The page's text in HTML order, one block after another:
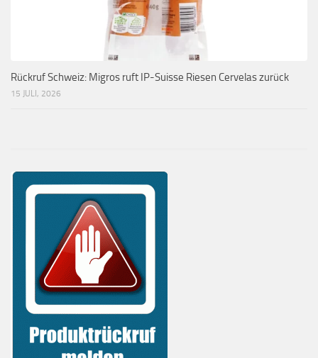
Rückruf Schweiz: Migros ruft IP-Suisse Riesen Cervelas zurück
15 JULI, 2026